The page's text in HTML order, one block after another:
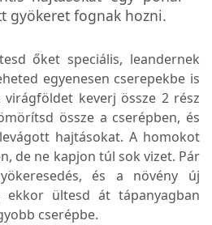
gyökeret fognak hozni.
őket speciális, leandernek
egyenesen cserepekbe is
keverj össze 2 rész
össze a cserépben, és
hajtásokat. A homokot
de ne kapjon túl sok vizet. Pár
és a növény új
ültesd át tápanyagban
cserépbe.